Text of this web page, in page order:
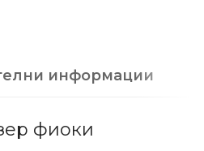
информации
фиоки